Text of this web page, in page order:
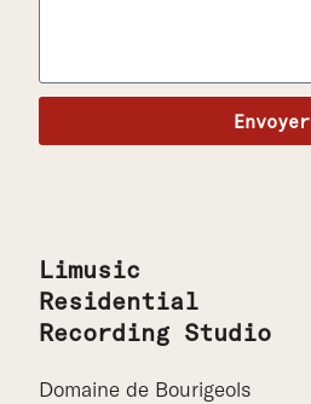
Envoyer
Limusic
Residential
Recording Studio
Domaine de Bourigeols